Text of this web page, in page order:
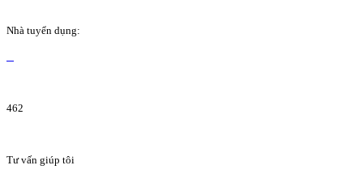
Nhà tuyển dụng:
462
Tư vấn giúp tôi